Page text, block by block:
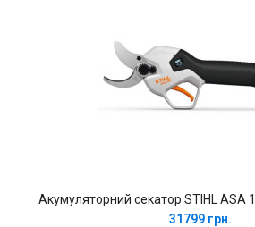
Акумуляторний секатор STIHL ASA
31799 грн.